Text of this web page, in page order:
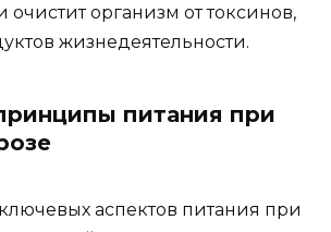
организм от токсинов,
жизнедеятельности.
питания при
аспектов питания при